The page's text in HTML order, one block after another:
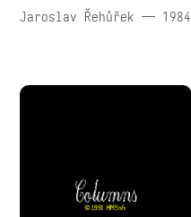
Jaroslav Řehůřek — 1984